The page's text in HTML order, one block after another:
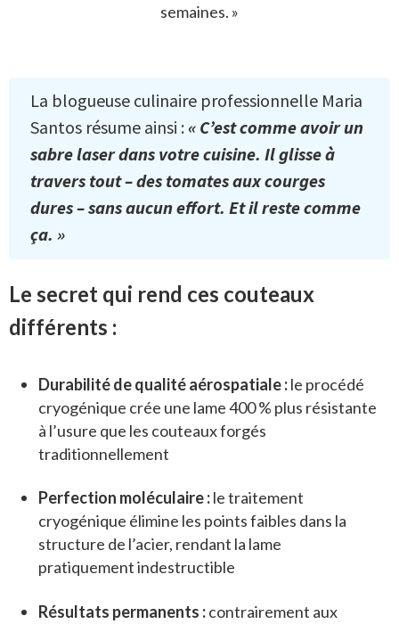
semaines. »
La blogueuse culinaire professionnelle Maria
Santos résume ainsi :« C’est comme avoir un
sabre laser dans votre cuisine. Il glisse à
travers tout – des tomates aux courges
dures – sans aucun effort. Et il reste comme
ça. »
Le secret qui rend ces couteaux
différents :
Durabilité de qualité aérospatiale :le procédé
cryogénique crée une lame 400 % plus résistante
à l’usure que les couteaux forgés
traditionnellement
Perfection moléculaire :le traitement
cryogénique élimine les points faibles dans la
structure de l’acier, rendant la lame
pratiquement indestructible
Résultats permanents :contrairement aux